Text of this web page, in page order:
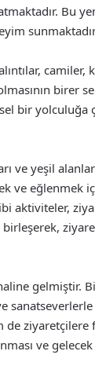
Bu
birer
bir yolculuğa
ve yeşil
ve eğlenmek
aktiviteler,
gelmiştir.
ziyaretçilere
ve gelecek